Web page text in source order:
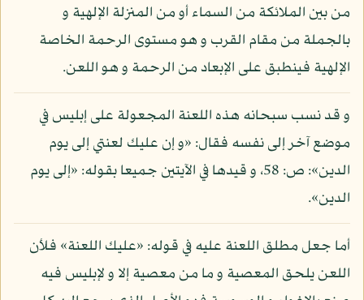
من بين الملائكة من السماء أو من المنزلة الإلهية و
بالجملة من مقام القرب و هو مستوى الرحمة الخاصة
الإلهية فينطبق على الإبعاد من الرحمة و هو اللعن.
و قد نسب سبحانه هذه اللعنة المجعولة على إبليس في
موضع آخر إلى نفسه فقال: «و إن عليك لعنتي إلى يوم
الدين»: ص: 58، و قيدها في الآيتين جميعا بقوله: «إلى يوم
الدين».
أما جعل مطلق اللعنة عليه في قوله: «عليك اللعنة» فلأن
اللعن يلحق المعصية و ما من معصية إلا و لإبليس فيه